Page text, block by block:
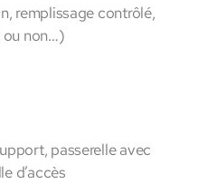
remplissage contrôlé,
ou non…)
passerelle avec
d’accès